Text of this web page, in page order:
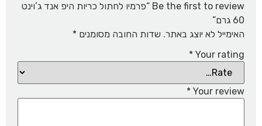
Be the first to review “פרמיו לחתול כריות היפ אנד ג’וינט
60 גרם”
האימייל לא יוצג באתר. שדות החובה מסומנים *
Your rating
*
Your review
*